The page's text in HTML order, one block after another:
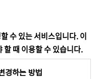
수 있는 서비스입니다. 이
할 때 이용할 수 있습니다.
경하는 방법